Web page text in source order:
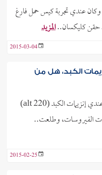
عليكم.. أنا حامل في الأسبوع 29، وكان عندي تجربة كيس حمل فارغ
حقن كليكسان..المزيد
2015-03-04
الكبد، هل من
السلام عليكم أنا حامل في الشهر الثاني، وعندي إنزيمات الكبد (alt 220)
2015-02-25